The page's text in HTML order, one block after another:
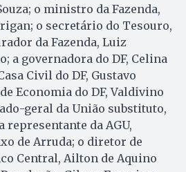
o ministro da Fazenda,
o secretário do Tesouro,
da Fazenda, Luiz
a governadora do DF, Celina
Civil do DF, Gustavo
Economia do DF, Valdivino
geral da União substituto,
representante da AGU,
de Arruda; o diretor de
Central, Ailton de Aquino